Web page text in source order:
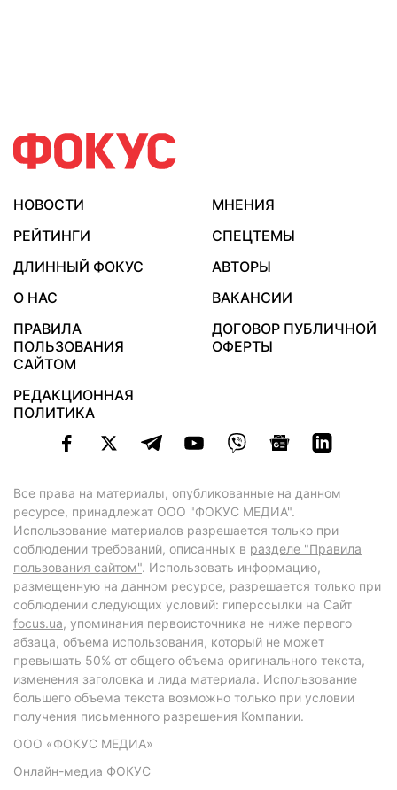
НОВОСТИ
МНЕНИЯ
РЕЙТИНГИ
СПЕЦТЕМЫ
ДЛИННЫЙ ФОКУС
АВТОРЫ
О НАС
ВАКАНСИИ
ПРАВИЛА
ПОЛЬЗОВАНИЯ
САЙТОМ
ДОГОВОР ПУБЛИЧНОЙ
ОФЕРТЫ
РЕДАКЦИОННАЯ
ПОЛИТИКА
Все права на материалы, опубликованные на данном
ресурсе, принадлежат ООО "ФОКУС МЕДИА".
Использование материалов разрешается только при
соблюдении требований, описанных в разделе "Правила
пользования сайтом". Использовать информацию,
размещенную на данном ресурсе, разрешается только при
соблюдении следующих условий: гиперссылки на Сайт
focus.ua, упоминания первоисточника не ниже первого
абзаца, объема использования, который не может
превышать 50% от общего объема оригинального текста,
изменения заголовка и лида материала. Использование
большего объема текста возможно только при условии
получения письменного разрешения Компании.
ООО «ФОКУС МЕДИА»
Онлайн-медиа ФОКУС